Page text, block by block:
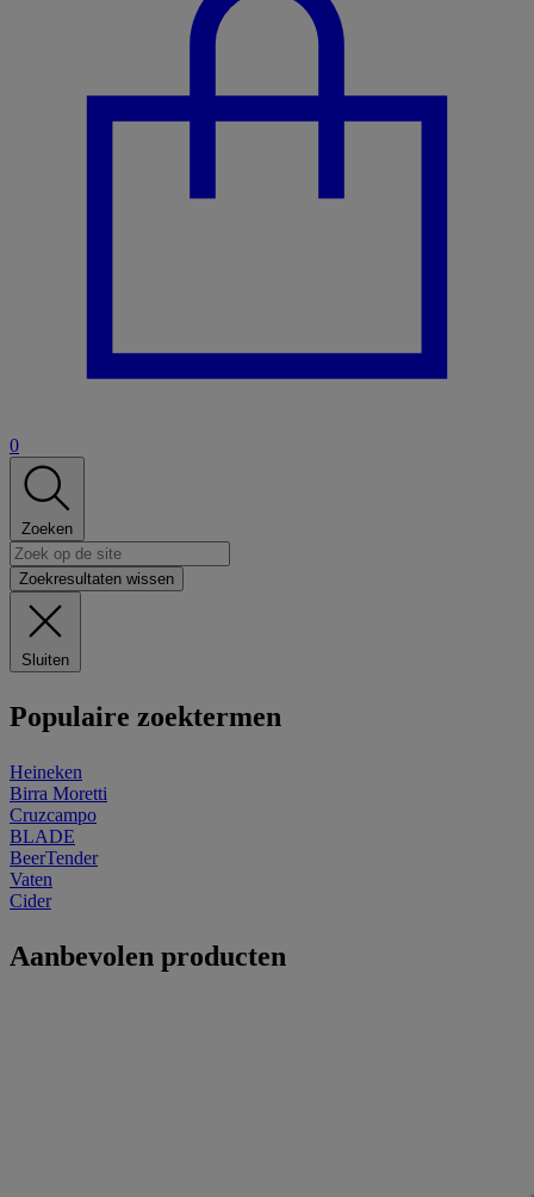
0
Zoeken
Zoekresultaten wissen
Sluiten
Populaire zoektermen
Heineken
Birra Moretti
Cruzcampo
BLADE
BeerTender
Vaten
Cider
Aanbevolen producten